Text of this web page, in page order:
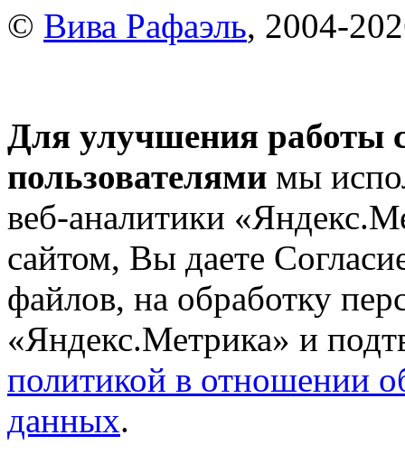
© Вива Рафаэль, 2004-
Для улучшения работы
пользователями мы
веб-аналитики
сайтом, Вы даете
файлов, на обработку
«Яндекс.Метрика» и
политикой в отношении
данных.